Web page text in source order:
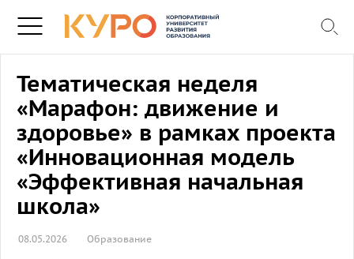
Тематическая неделя
«Марафон: движение и
здоровье» в рамках проекта
«Инновационная модель
«Эффективная начальная
школа»
08.05.2026 Образование